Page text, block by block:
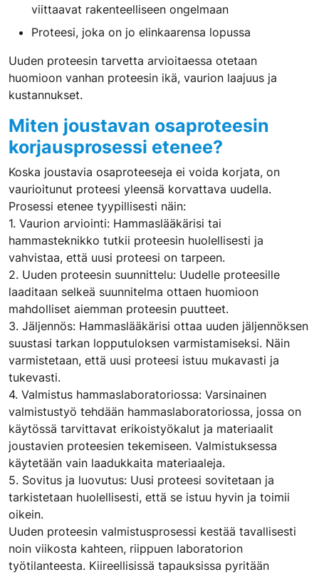
viittaavat rakenteelliseen ongelmaan
Proteesi, joka on jo elinkaarensa lopussa
Uuden proteesin tarvetta arvioitaessa otetaan
huomioon vanhan proteesin ikä, vaurion laajuus ja
kustannukset.
Miten joustavan osaproteesin
korjausprosessi etenee?
Koska joustavia osaproteeseja ei voida korjata, on
vaurioitunut proteesi yleensä korvattava uudella.
Prosessi etenee tyypillisesti näin:
1. Vaurion arviointi: Hammaslääkärisi tai
hammasteknikko tutkii proteesin huolellisesti ja
vahvistaa, että uusi proteesi on tarpeen.
2. Uuden proteesin suunnittelu: Uudelle proteesille
laaditaan selkeä suunnitelma ottaen huomioon
mahdolliset aiemman proteesin puutteet.
3. Jäljennös: Hammaslääkärisi ottaa uuden jäljennöksen
suustasi tarkan lopputuloksen varmistamiseksi. Näin
varmistetaan, että uusi proteesi istuu mukavasti ja
tukevasti.
4. Valmistus hammaslaboratoriossa: Varsinainen
valmistustyö tehdään hammaslaboratoriossa, jossa on
käytössä tarvittavat erikoistyökalut ja materiaalit
joustavien proteesien tekemiseen. Valmistuksessa
käytetään vain laadukkaita materiaaleja.
5. Sovitus ja luovutus: Uusi proteesi sovitetaan ja
tarkistetaan huolellisesti, että se istuu hyvin ja toimii
oikein.
Uuden proteesin valmistusprosessi kestää tavallisesti
noin viikosta kahteen, riippuen laboratorion
työtilanteesta. Kiireellisissä tapauksissa pyritään